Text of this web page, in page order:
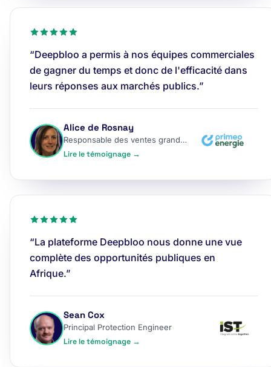
“Deepbloo a permis à nos équipes commerciales
de gagner du temps et donc de l'efficacité dans
leurs réponses aux marchés publics.”
Alice de Rosnay
Responsable des ventes grands comptes
Lire le témoignage →
“La plateforme Deepbloo nous donne une vue
complète des opportunités publiques en
Afrique.”
Sean Cox
Principal Protection Engineer
Lire le témoignage →